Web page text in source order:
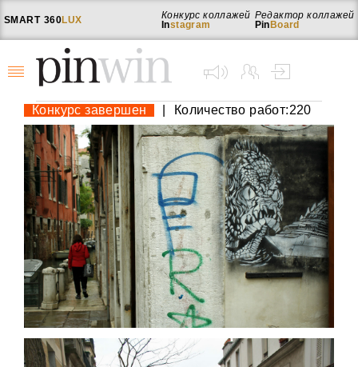
SMART 360LUX
Редактор коллажей
Pin Board
Конкурс коллажей
Instagram
Конкурс завершен Количество работ:220